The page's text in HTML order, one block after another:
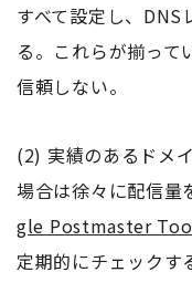
すべて設定し、
る。これらが揃って
信頼しない。
(2) 実績のあるドメ
場合は徐々に配信量
gle Postmaster
定期的にチェックす